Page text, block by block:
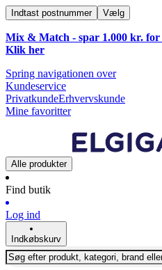
Indtast postnummer Vælg
Mix & Match - spar 1.000 kr.
Klik her
Spring navigationen over
Kundeservice
PrivatkundeErhvervskunde
Mine favoritter
Alle produkter
Find butik
Log ind
Indkøbskurv